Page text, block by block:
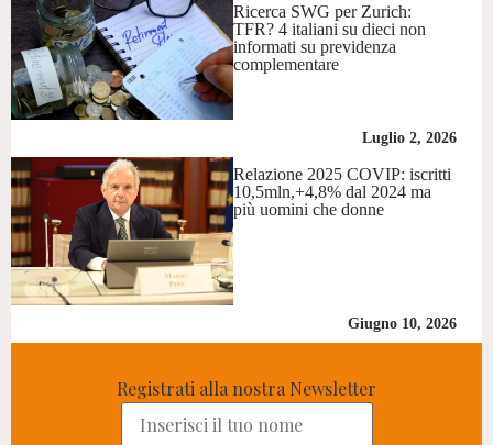
Ricerca SWG per Zurich:
TFR? 4 italiani su dieci non
informati su previdenza
complementare
Luglio 2, 2026
Relazione 2025 COVIP: iscritti
10,5mln,+4,8% dal 2024 ma
più uomini che donne
Giugno 10, 2026
Registrati alla nostra Newsletter